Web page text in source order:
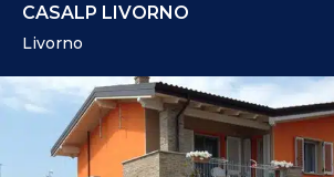
CASALP LIVORNO
Livorno